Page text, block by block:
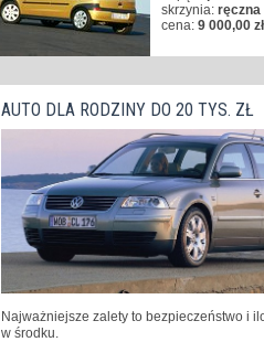
skrzynia: ręczna
cena: 9 000,00 zł
AUTO DLA RODZINY DO 20 TYS. ZŁ
Najważniejsze zalety to bezpieczeństwo i
w środku.